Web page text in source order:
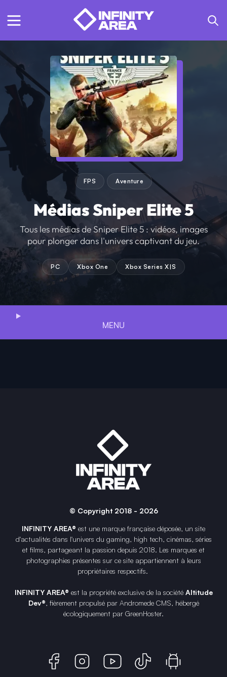
FPS Aventure
Médias Sniper Elite 5
Tous les médias de Sniper Elite 5 : vidéos, images
pour plonger dans l'univers captivant du jeu.
PC Xbox One Xbox Series X|S
MENU
© Copyright 2018 - 2026
INFINITY AREA® est une marque française déposée, un site
d'actualités dans l'univers du gaming, high tech, cinémas, séries
et films, partageant la passion depuis 2018. Les marques et
photographies présentes sur ce site appartiennent à leurs
propriétaires respectifs.
INFINITY AREA® est la propriété exclusive de la société Altitude
Dev®, fièrement propulsé par Andromede CMS, hébergé
écologiquement par GreenHoster.